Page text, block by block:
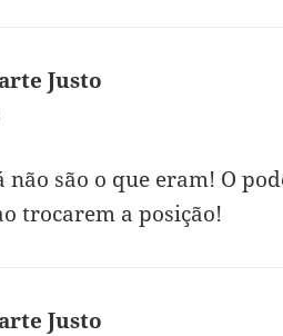
Justo
são o que eram! O
trocarem a posição!
Justo